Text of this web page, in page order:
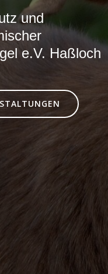
und
e.V. Haßloch